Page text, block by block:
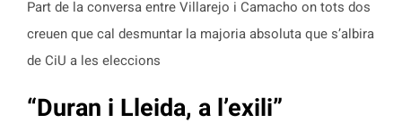
Part de la conversa entre Villarejo i Camacho on tots dos
creuen que cal desmuntar la majoria absoluta que s’albira
de CiU a les eleccions
“Duran i Lleida, a l’exili”